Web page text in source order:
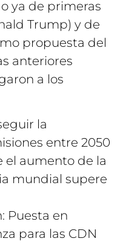
ya de primeras
Trump) y de
propuesta del
anteriores
a los
la
entre 2050
el aumento de la
mundial supere
Puesta en
para las CDN